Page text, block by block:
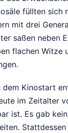
füllten sich
mit drei
saßen neben
flachen Witze
dem Kinostart
im Zeitalter
ist. Es gab